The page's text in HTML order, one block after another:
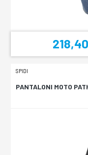
SPIDI
PANTALONI MOTO